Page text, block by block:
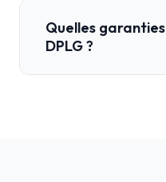
Quelles
DPLG ?